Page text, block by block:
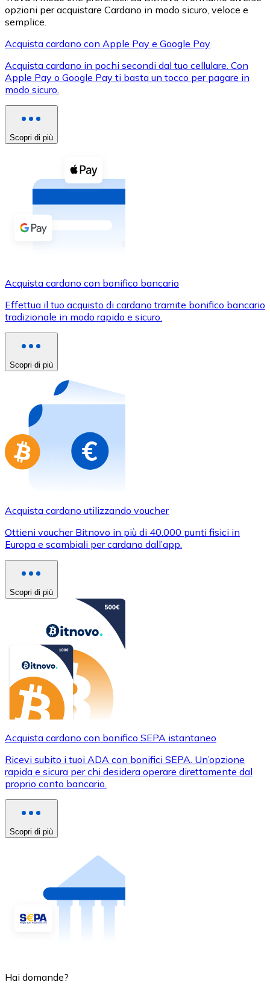
XRP
XRP
Vedi tutto
Buoni cripto
Acquista criptovalute in contanti e altri mezzi di
Acquista con contanti
Bonifico SEPA
Usa le carte Visa e Mastercard per acquistare
Acquista con carta
Acquista gift card dei tuoi marchi preferiti con
Vai al negozio di carte regalo
opzioni per acquistare Cardano in modo sicuro, veloce e
semplice.
Acquista cardano con Apple Pay e Google Pay
Acquista cardano in pochi secondi dal tuo cellulare. Con
Apple Pay o Google Pay ti basta un tocco per pagare in
modo sicuro.
Scopri di più
Acquista cardano con bonifico bancario
Effettua il tuo acquisto di cardano tramite bonifico bancario
tradizionale in modo rapido e sicuro.
Scopri di più
Acquista cardano utilizzando voucher
Ottieni voucher Bitnovo in più di 40.000 punti fisici in
Europa e scambiali per cardano dall’app.
Scopri di più
Acquista cardano con bonifico SEPA istantaneo
Ricevi subito i tuoi ADA con bonifici SEPA. Un’opzione
rapida e sicura per chi desidera operare direttamente dal
proprio conto bancario.
Scopri di più
Hai domande?